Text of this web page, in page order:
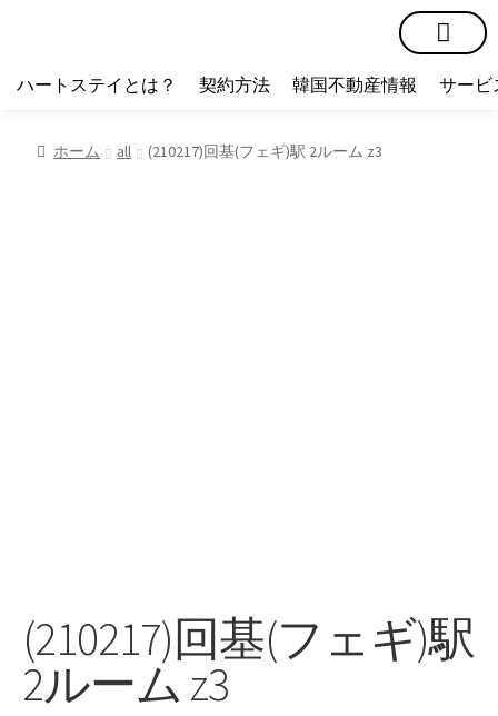
ハートステイとは？ 契約方法 韓国不動産情報 サービ
ホーム all (210217)回基(フェギ)駅 2ルーム z3
(210217)回基(フェギ)駅
2ルーム z3